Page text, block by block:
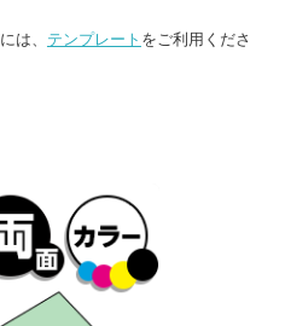
は、 テンプレート をご利用くださ